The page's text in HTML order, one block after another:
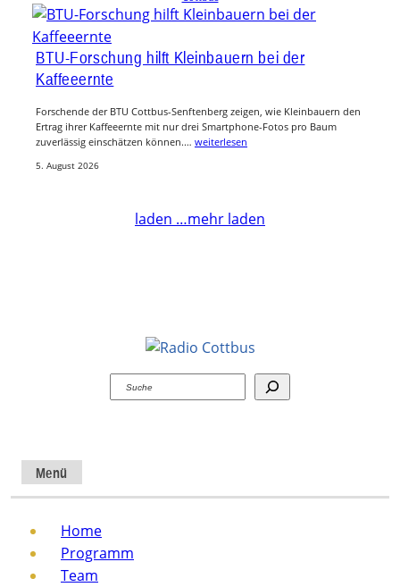
BTU-Forschung hilft Kleinbauern bei der
Kaffeeernte
Forschende der BTU Cottbus-Senftenberg zeigen, wie Kleinbauern den
Ertrag ihrer Kaffeeernte mit nur drei Smartphone-Fotos pro Baum
zuverlässig einschätzen können.… weiterlesen
5. August 2026
laden …mehr laden
Suchen
Menü
Home
Programm
Team